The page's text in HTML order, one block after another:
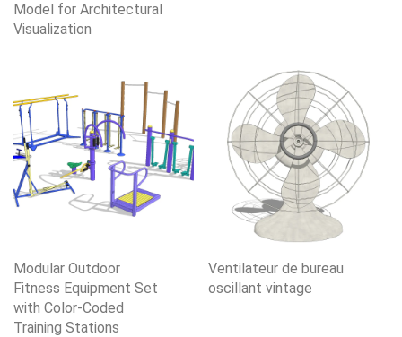
Model for Architectural
Visualization
Modular Outdoor
Fitness Equipment Set
with Color-Coded
Training Stations
Ventilateur de bureau
oscillant vintage